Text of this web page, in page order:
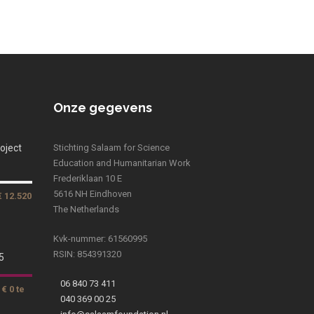
12.520
€ 0 te
Onze gegevens
Stichting Salaam for Science
Education and Humanitarian Work
Frederiklaan 10 E
5616 NH Eindhoven
The Netherlands
Kvk-nummer: 61560995
RSIN: 854391320
06 840 73 411
040 369 00 25